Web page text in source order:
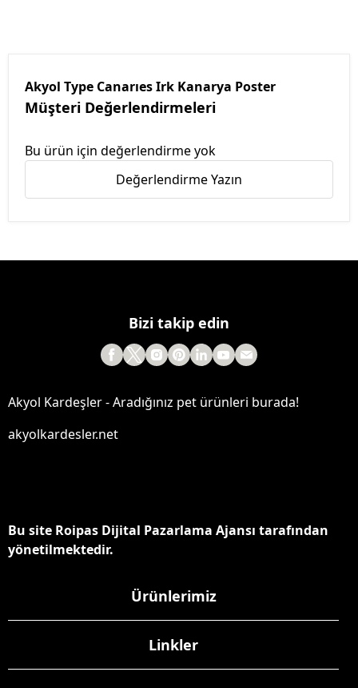
Akyol Type Canarıes Irk Kanarya Poster
Müşteri Değerlendirmeleri
Bu ürün için değerlendirme yok
Değerlendirme Yazın
Bizi takip edin
Akyol Kardeşler - Aradığınız pet ürünleri burada!
akyolkardesler.net
Bu site Roipas Dijital Pazarlama Ajansı tarafından
yönetilmektedir.
Ürünlerimiz
Linkler